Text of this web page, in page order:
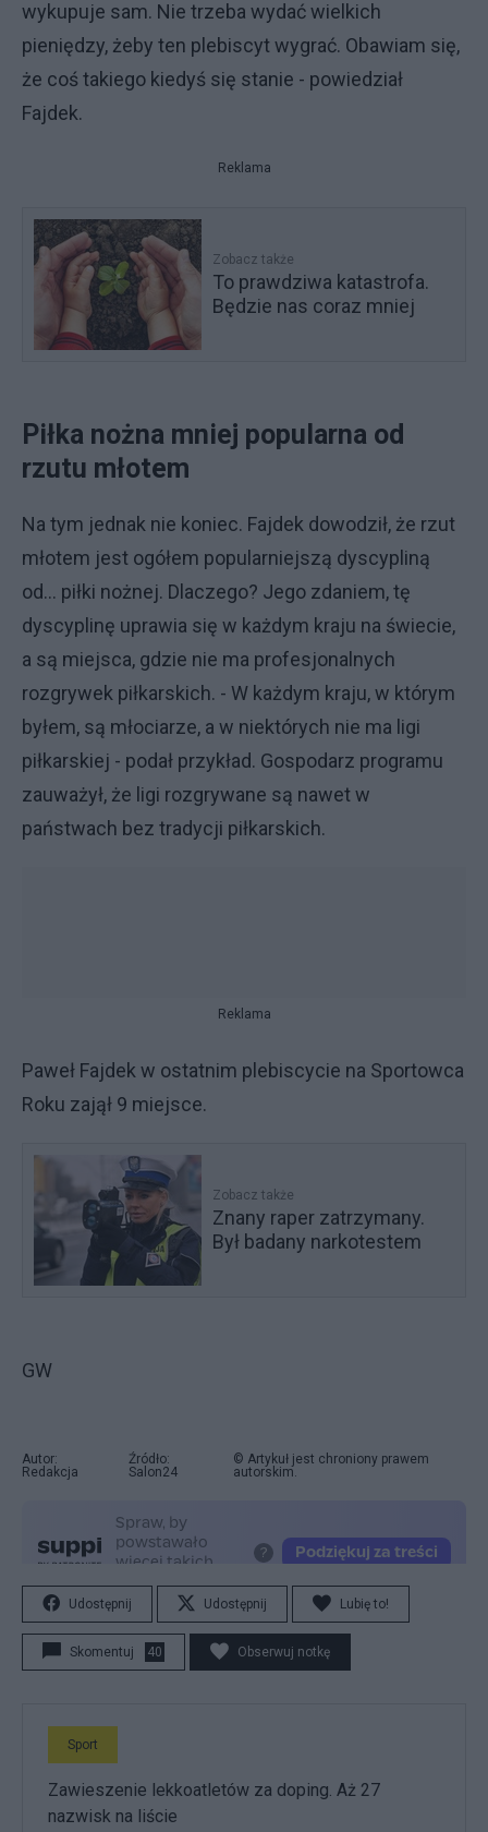
wykupuje sam. Nie trzeba wydać wielkich
pieniędzy, żeby ten plebiscyt wygrać. Obawiam się,
że coś takiego kiedyś się stanie - powiedział
Fajdek.
Reklama
Zobacz także
To prawdziwa katastrofa.
Będzie nas coraz mniej
Piłka nożna mniej popularna od
rzutu młotem
Na tym jednak nie koniec. Fajdek dowodził, że rzut
młotem jest ogółem popularniejszą dyscypliną
od... piłki nożnej. Dlaczego? Jego zdaniem, tę
dyscyplinę uprawia się w każdym kraju na świecie,
a są miejsca, gdzie nie ma profesjonalnych
rozgrywek piłkarskich. - W każdym kraju, w którym
byłem, są młociarze, a w niektórych nie ma ligi
piłkarskiej - podał przykład. Gospodarz programu
zauważył, że ligi rozgrywane są nawet w
państwach bez tradycji piłkarskich.
Reklama
Paweł Fajdek w ostatnim plebiscycie na Sportowca
Roku zajął 9 miejsce.
Zobacz także
Znany raper zatrzymany.
Był badany narkotestem
GW
Autor:
Redakcja
Źródło:
Salon24
© Artykuł jest chroniony prawem
autorskim.
Udostępnij Udostępnij Lubię to!
Skomentuj 40 Obserwuj notkę
Sport
Zawieszenie lekkoatletów za doping. Aż 27
nazwisk na liście